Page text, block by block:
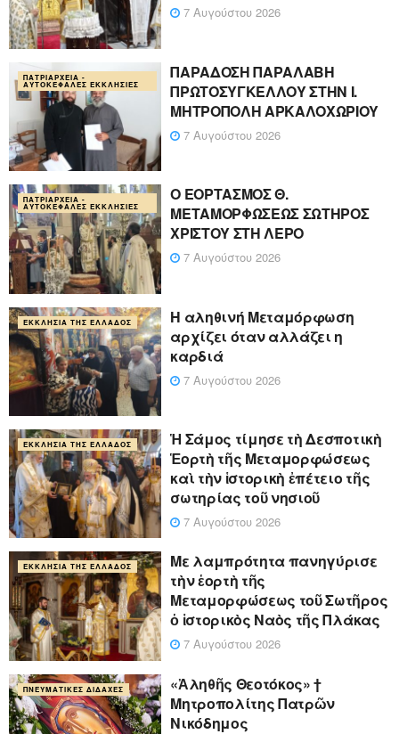
7 Αυγούστου 2026
ΠΑΤΡΙΑΡΧΕΊΑ -
ΑΥΤΟΚΈΦΑΛΕΣ ΕΚΚΛΗΣΊΕΣ
ΠΑΡΑΔΟΣΗ ΠΑΡΑΛΑΒΗ
ΠΡΩΤΟΣΥΓΚΕΛΛΟΥ ΣΤΗΝ Ι.
ΜΗΤΡΟΠΟΛΗ ΑΡΚΑΛΟΧΩΡΙΟΥ
7 Αυγούστου 2026
ΠΑΤΡΙΑΡΧΕΊΑ -
ΑΥΤΟΚΈΦΑΛΕΣ ΕΚΚΛΗΣΊΕΣ
Ο ΕΟΡΤΑΣΜΟΣ Θ.
ΜΕΤΑΜΟΡΦΩΣΕΩΣ ΣΩΤΗΡΟΣ
ΧΡΙΣΤΟΥ ΣΤΗ ΛΕΡΟ
7 Αυγούστου 2026
ΕΚΚΛΗΣΊΑ ΤΗΣ ΕΛΛΆΔΟΣ
Η αληθινή Μεταμόρφωση
αρχίζει όταν αλλάζει η
καρδιά
7 Αυγούστου 2026
ΕΚΚΛΗΣΊΑ ΤΗΣ ΕΛΛΆΔΟΣ
Ἡ Σάμος τίμησε τὴ Δεσποτικὴ
Ἑορτὴ τῆς Μεταμορφώσεως
καὶ τὴν ἱστορικὴ ἐπέτειο τῆς
σωτηρίας τοῦ νησιοῦ
7 Αυγούστου 2026
ΕΚΚΛΗΣΊΑ ΤΗΣ ΕΛΛΆΔΟΣ
Με λαμπρότητα πανηγύρισε
τὴν ἑορτὴ τῆς
Μεταμορφώσεως τοῦ Σωτῆρος
ὁ ἱστορικὸς Ναὸς τῆς Πλάκας
7 Αυγούστου 2026
ΠΝΕΥΜΑΤΙΚΈΣ ΔΙΔΑΧΈΣ
«Ἀληθῆς Θεοτόκος» †
Μητροπολίτης Πατρῶν
Νικόδημος